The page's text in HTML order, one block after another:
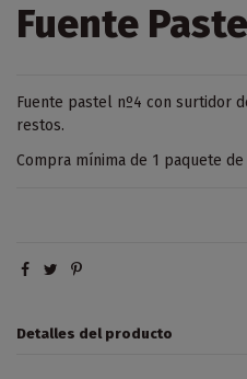
Fuente
Fuente pastel nº4 con surtidor
restos.
Compra mínima de 1 paquete de
Detalles del producto